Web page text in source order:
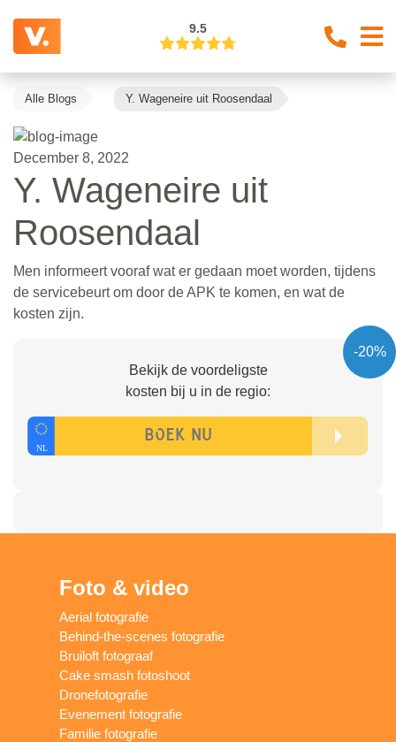
9.5
Alle Blogs Y. Wageneire uit Roosendaal
December 8, 2022
Y. Wageneire uit
Roosendaal
Men informeert vooraf wat er gedaan moet worden, tijdens
de servicebeurt om door de APK te komen, en wat de
kosten zijn.
-20%
Bekijk de voordeligste
kosten bij u in de regio:
Foto & video
Aerial fotografie
Behind-the-scenes fotografie
Bruiloft fotograaf
Cake smash fotoshoot
Dronefotografie
Evenement fotografie
Familie fotografie